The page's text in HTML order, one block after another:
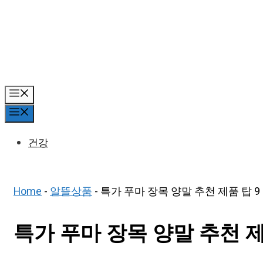
건강
Home-알뜰상품- 특가 푸마 장목 양말 추천 제품 탑 9
특가 푸마 장목 양말 추천